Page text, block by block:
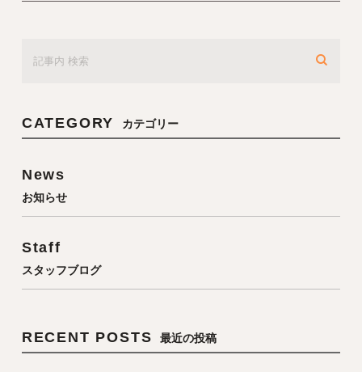
CATEGORY カテゴリー
News
お知らせ
Staff
スタッフブログ
RECENT POSTS 最近の投稿